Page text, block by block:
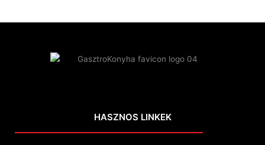
HASZNOS LINKEK